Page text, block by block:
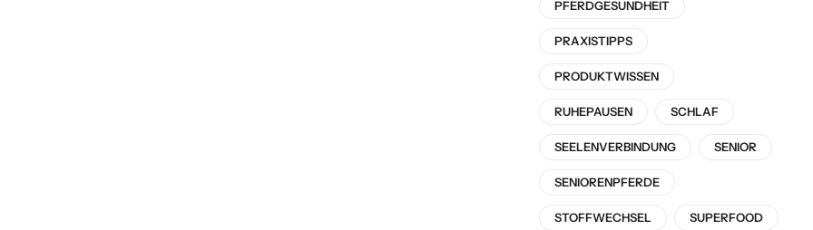
PFERDGESUNDHEIT
PRAXISTIPPS
PRODUKTWISSEN
RUHEPAUSEN SCHLAF
SEELENVERBINDUNG SENIOR
SENIORENPFERDE
STOFFWECHSEL SUPERFOOD